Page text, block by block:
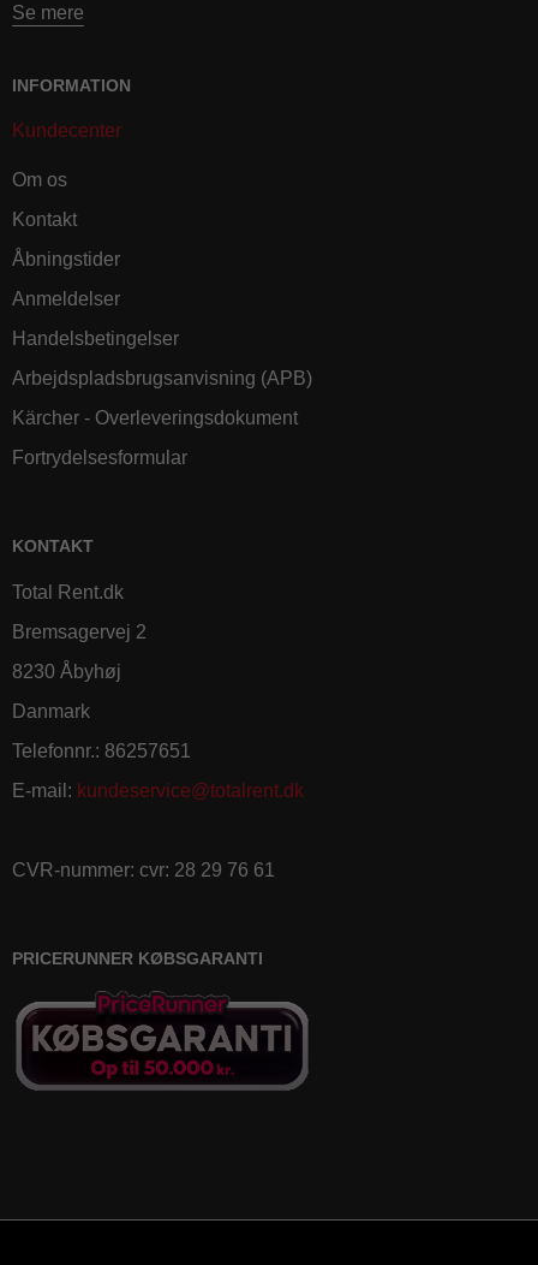
Se mere
INFORMATION
Kundecenter
Om os
Kontakt
Åbningstider
Anmeldelser
Handelsbetingelser
Arbejdspladsbrugsanvisning (APB)
Kärcher - Overleveringsdokument
Fortrydelsesformular
KONTAKT
Total Rent.dk
Bremsagervej 2
8230 Åbyhøj
Danmark
Telefonnr.: 86257651
E-mail : kundeservice@totalrent.dk
CVR-nummer: cvr: 28 29 76 61
PRICERUNNER KØBSGARANTI